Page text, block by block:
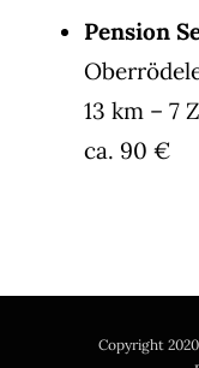
Pension
13 km – 7
ca. 90 €
Copyright